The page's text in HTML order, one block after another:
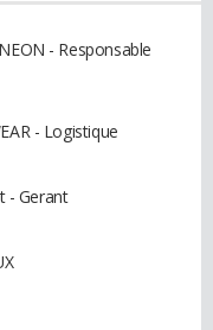
- Responsable
- Logistique
- Gerant